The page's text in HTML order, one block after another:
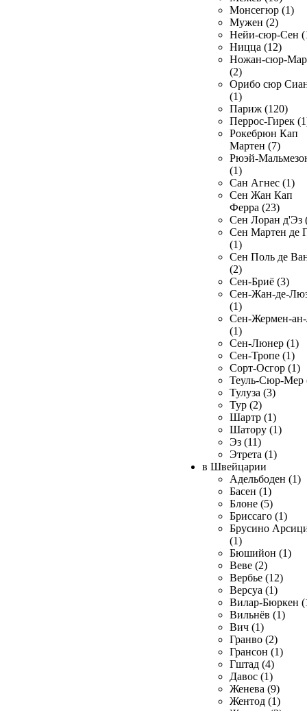
Монсегюр (1)
Мужен (2)
Нейи-сюр-Сен
Ницца (12)
Ножан-сюр-
(2)
Орибо сюр
(1)
Париж (120)
Перрос-Гирек
Рокебрюн Кап
Мартен (7)
Рюэй-
(1)
Сан Агнес (1)
Сен Жан Кап
Ферра (23)
Сен Лоран д'Эз
Сен Мартен де
(1)
Сен Поль де
(2)
Сен-Бриё (3)
Сен-Жан-де-
(1)
Сен-Жермен-
(1)
Сен-Люнер (1)
Сен-Тропе (1)
Сорт-Осгор (1)
Теуль-Сюр-Мер
Тулуза (3)
Тур (2)
Шартр (1)
Шатору (1)
Эз (11)
Этрета (1)
в Швейцарии
Адельбоден (1)
Басен (1)
Блоне (5)
Бриссаго (1)
Брусино
(1)
Бюшийон (1)
Веве (2)
Вербье (12)
Версуа (1)
Вилар-Бюркен
Вильнёв (1)
Вич (1)
Гранво (2)
Грансон (1)
Гштад (4)
Давос (1)
Женева (9)
Жентод (1)